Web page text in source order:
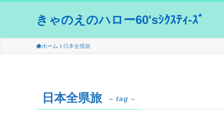
きゃのえのハロー60'sｼｸｽﾃｨ-ｽﾞ
ホーム 日本全県旅
日本全県旅 – tag –